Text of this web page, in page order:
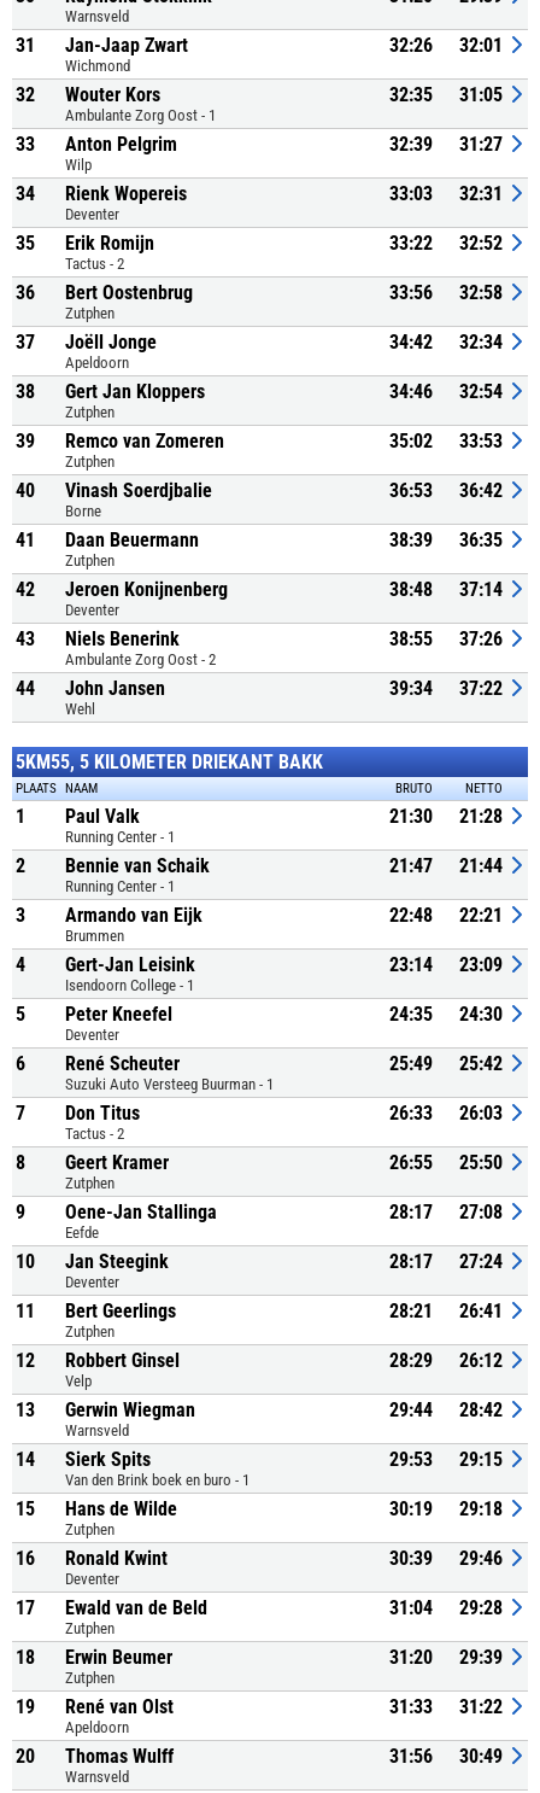
Warnsveld
31 Jan-Jaap Zwart
Wichmond
32:26 32:01
32 Wouter Kors
Ambulante Zorg Oost - 1
32:35 31:05
33 Anton Pelgrim
Wilp
32:39 31:27
34 Rienk Wopereis
Deventer
33:03 32:31
35 Erik Romijn
Tactus - 2
33:22 32:52
36 Bert Oostenbrug
Zutphen
33:56 32:58
37 Joëll Jonge
Apeldoorn
34:42 32:34
38 Gert Jan Kloppers
Zutphen
34:46 32:54
39 Remco van Zomeren
Zutphen
35:02 33:53
40 Vinash Soerdjbalie
Borne
36:53 36:42
41 Daan Beuermann
Zutphen
38:39 36:35
42 Jeroen Konijnenberg
Deventer
38:48 37:14
43 Niels Benerink
Ambulante Zorg Oost - 2
38:55 37:26
44 John Jansen
Wehl
39:34 37:22
5KM55, 5 KILOMETER DRIEKANT BAKK
PLAATS NAAM BRUTO NETTO
1 Paul Valk
Running Center - 1
21:30 21:28
2 Bennie van Schaik
Running Center - 1
21:47 21:44
3 Armando van Eijk
Brummen
22:48 22:21
4 Gert-Jan Leisink
Isendoorn College - 1
23:14 23:09
5 Peter Kneefel
Deventer
24:35 24:30
6 René Scheuter
Suzuki Auto Versteeg Buurman - 1
25:49 25:42
7 Don Titus
Tactus - 2
26:33 26:03
8 Geert Kramer
Zutphen
26:55 25:50
9 Oene-Jan Stallinga
Eefde
28:17 27:08
10 Jan Steegink
Deventer
28:17 27:24
11 Bert Geerlings
Zutphen
28:21 26:41
12 Robbert Ginsel
Velp
28:29 26:12
13 Gerwin Wiegman
Warnsveld
29:44 28:42
14 Sierk Spits
Van den Brink boek en buro - 1
29:53 29:15
15 Hans de Wilde
Zutphen
30:19 29:18
16 Ronald Kwint
Deventer
30:39 29:46
17 Ewald van de Beld
Zutphen
31:04 29:28
18 Erwin Beumer
Zutphen
31:20 29:39
19 René van Olst
Apeldoorn
31:33 31:22
20 Thomas Wulff
Warnsveld
31:56 30:49